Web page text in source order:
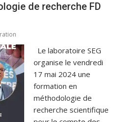
de recherche FD
Le laboratoire SEG
organise le vendredi
17 mai 2024 une
formation en
méthodologie de
recherche scientifique